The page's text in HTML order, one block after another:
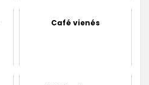
Café vienés